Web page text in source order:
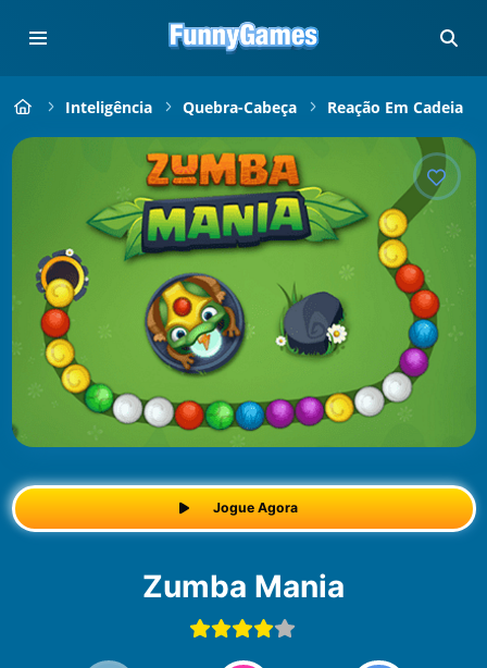
Inteligência Quebra-Cabeça Reação Em Cadeia
Jogue Agora
Zumba Mania